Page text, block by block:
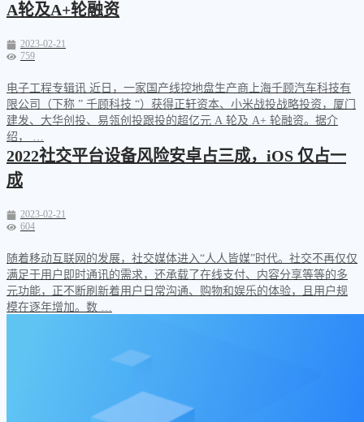
A轮及A+轮融资
2023-02-21
759
电子工程专辑讯 近日，一家国产线控地盘生产商上海千顾汽车科技有
限公司（下称 ” 千顾科技 “）获得正轩资本、小米战投战略投资，厦门
建发、大华创投、易瓴创投跟投的超亿元 A 轮及 A+ 轮融资。据介
绍， …
2022社交平台设备风险安卓占三成，iOS 仅占一
成
2023-02-21
604
随着移动互联网的发展，社交媒体进入“人人皆媒”时代。社交不再仅仅
满足于用户即时通讯的需求，还承载了在线支付、内容分享等等的多
元功能，正不断刷新着用户日常沟通、购物和娱乐的体验，且用户规
模在逐年增加。数 …